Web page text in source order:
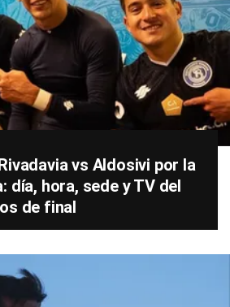
vs Aldosivi por la
día, hora, sede y TV del
de final